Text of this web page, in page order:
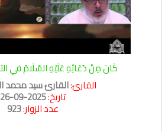
كَانَ مِنْ دُعَائِهِ عَلَيْهِ السَّلَامُ في
القارئ:القارئ سيد محمد
تاريخ:2025-09-26
عدد الزوار:923